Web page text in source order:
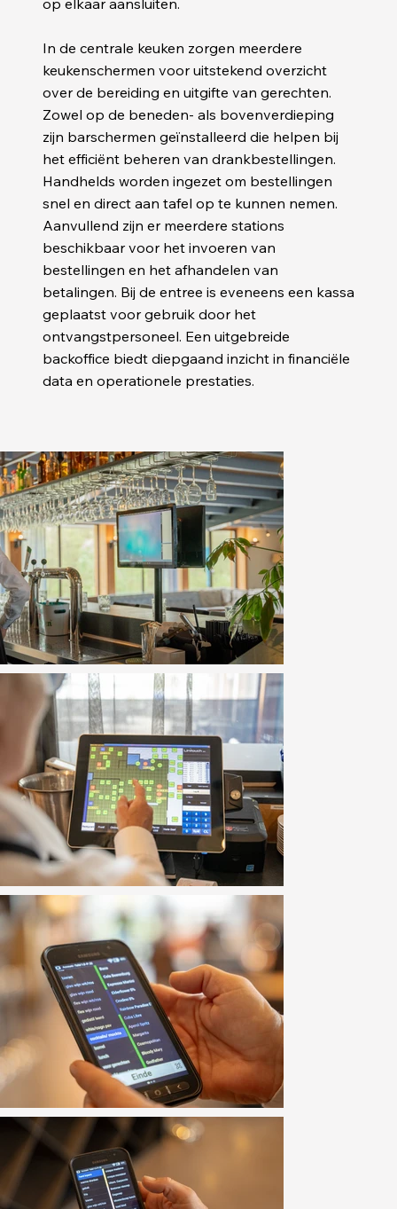
op elkaar aansluiten.
In de centrale keuken zorgen meerdere
keukenschermen voor uitstekend overzicht
over de bereiding en uitgifte van gerechten.
Zowel op de beneden- als bovenverdieping
zijn barschermen geïnstalleerd die helpen bij
het efficiënt beheren van drankbestellingen.
Handhelds worden ingezet om bestellingen
snel en direct aan tafel op te kunnen nemen.
Aanvullend zijn er meerdere stations
beschikbaar voor het invoeren van
bestellingen en het afhandelen van
betalingen. Bij de entree is eveneens een kassa
geplaatst voor gebruik door het
ontvangstpersoneel. Een uitgebreide
backoffice biedt diepgaand inzicht in financiële
data en operationele prestaties.